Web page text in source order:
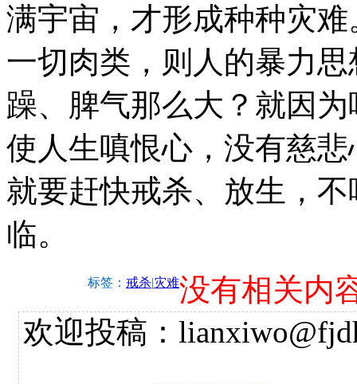
满宇宙，才形成种种灾
一切肉类，则人的暴力
躁、脾气那么大？就因
使人生嗔恨心，没有慈
就要赶快戒杀、放生，
临。
标签： 戒杀|灾难没有相关内
欢迎投稿：